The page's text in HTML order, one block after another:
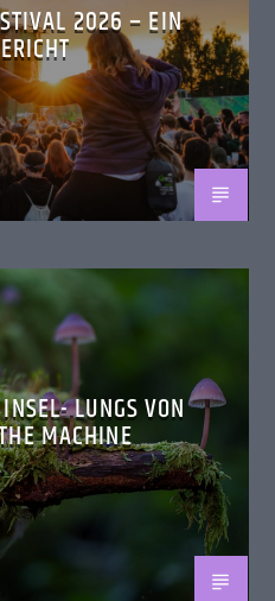
2026 – EIN
LUNGS VON
MACHINE